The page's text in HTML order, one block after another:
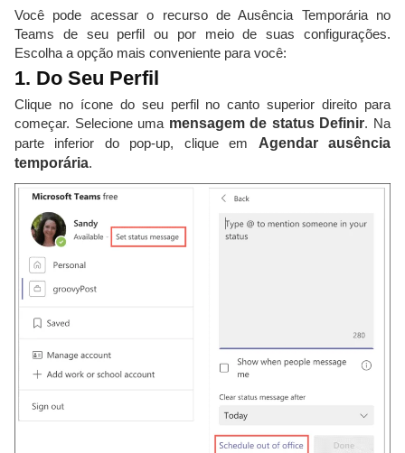
Você pode acessar o recurso de Ausência Temporária no
Teams de seu perfil ou por meio de suas configurações.
Escolha a opção mais conveniente para você:
1. Do Seu Perfil
Clique no ícone do seu perfil no canto superior direito para
começar. Selecione uma mensagem de status Definir. Na
parte inferior do pop-up, clique em Agendar ausência
temporária.